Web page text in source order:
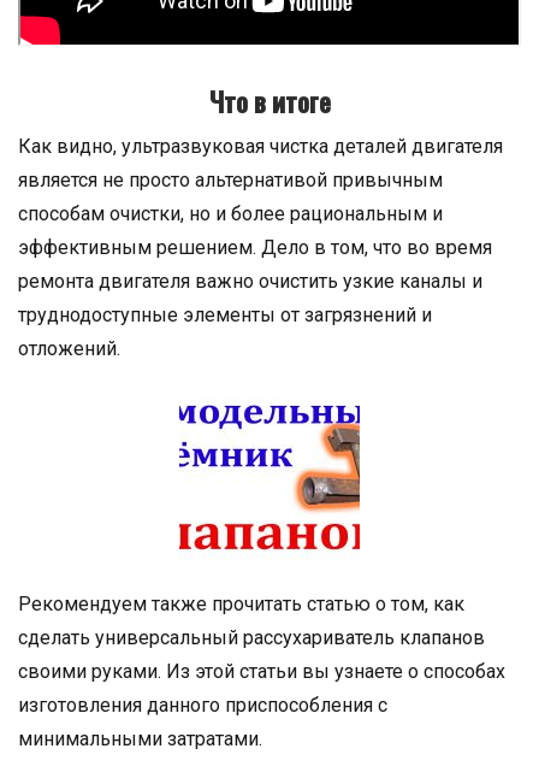
Что в итоге
Как видно, ультразвуковая чистка деталей двигателя
является не просто альтернативой привычным
способам очистки, но и более рациональным и
эффективным решением. Дело в том, что во время
ремонта двигателя важно очистить узкие каналы и
труднодоступные элементы от загрязнений и
отложений.
Рекомендуем также прочитать статью о том, как
сделать универсальный рассухариватель клапанов
своими руками. Из этой статьи вы узнаете о способах
изготовления данного приспособления с
минимальными затратами.